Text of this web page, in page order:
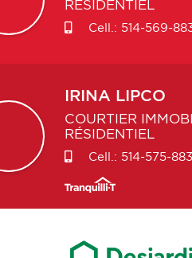
RÉSIDENTIEL
Cell.: 514-569-
IRINA LIPCO
COURTIER
RÉSIDENTIEL
Cell.: 514-575-